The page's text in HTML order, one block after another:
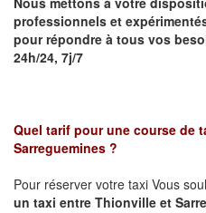
professionnels et
pour répondre à tous vos
24h/24, 7j/7
Quel tarif pour une course de
Sarreguemines ?
Pour réserver votre taxi Vous
un taxi entre Thionville et